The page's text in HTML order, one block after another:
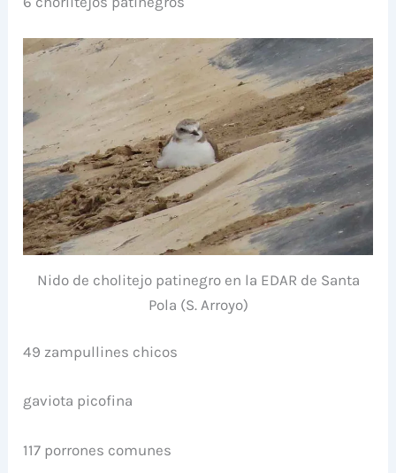
Nido de cholitejo patinegro en la EDAR de Santa
Pola (S. Arroyo)
49 zampullines chicos
gaviota picofina
117 porrones comunes